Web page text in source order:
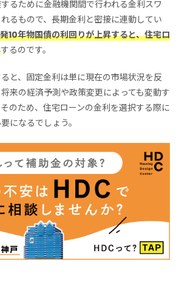
るために金融機関間で行われる金利スワ
るもので、長期金利と密接に連動してい
10年物国債の利回りが上昇すると、住宅ロ
するのです。
と、固定金利は単に現在の市場状況を反
来の経済予測や政策変更によっても変動す
のため、住宅ローンの金利を選択する際に
になるでしょう。